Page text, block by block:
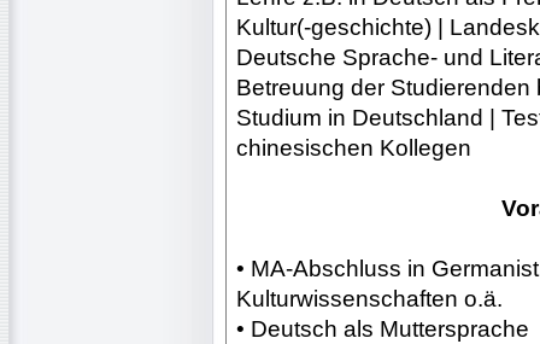
Kultur(-geschichte) |
Deutsche Sprache- und
Betreuung der
Studium in Deutschland |
chinesischen Kollegen
• MA-Abschluss in
Kulturwissenschaften o.ä.
• Deutsch als Muttersprache